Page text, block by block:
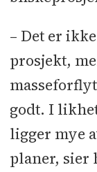
– Det er
prosjekt,
godt. I
ligger mye
planer, sier